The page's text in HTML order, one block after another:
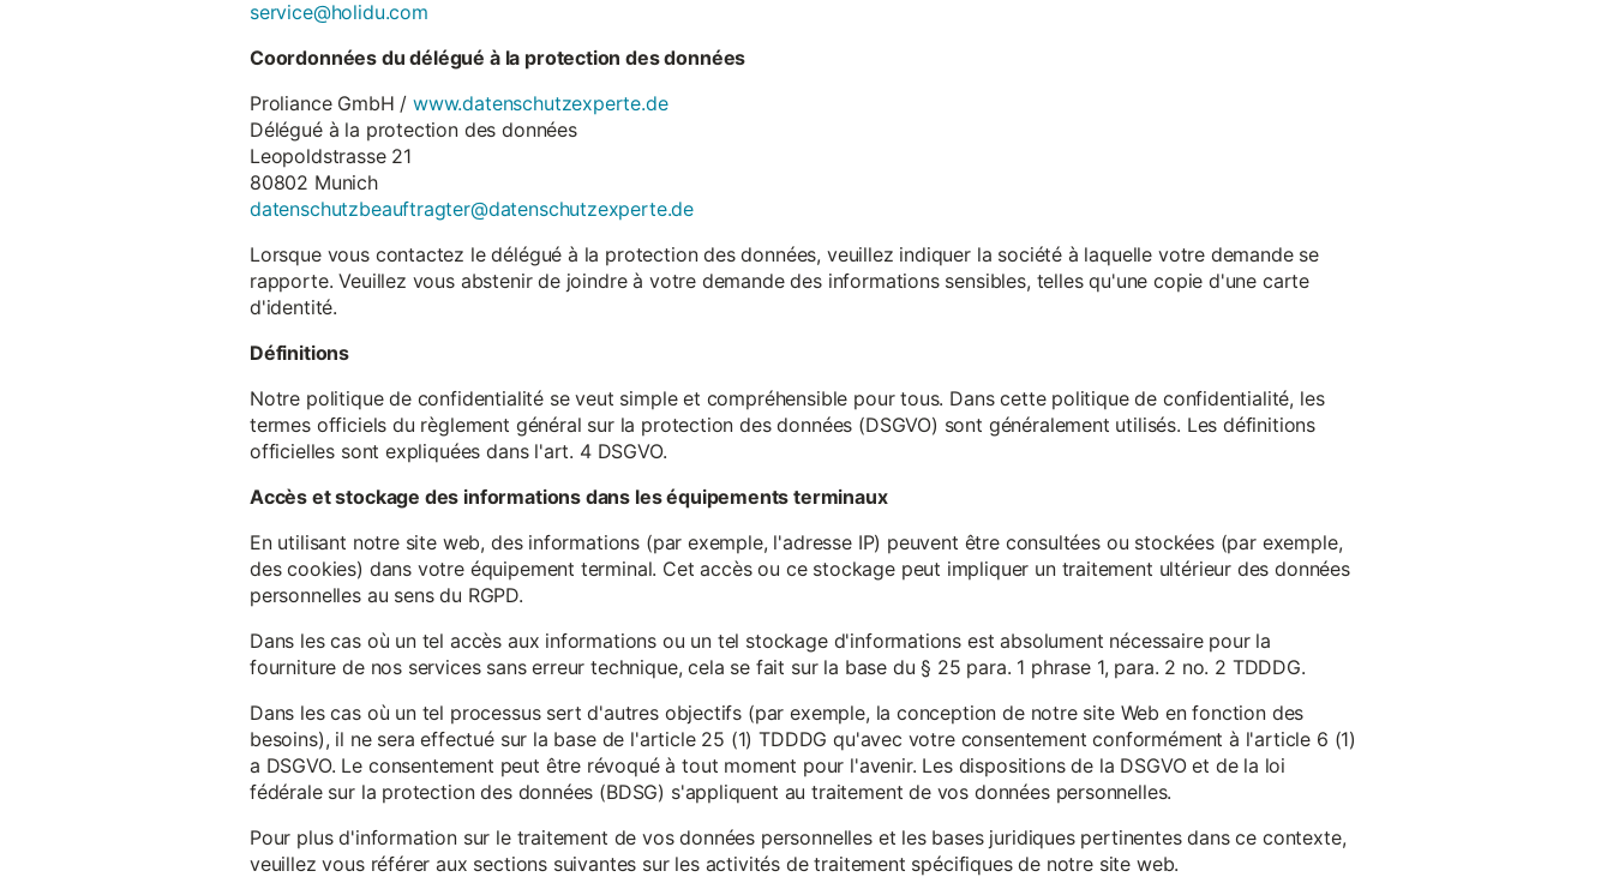
service@holidu.com
Coordonnées du délégué à la protection des données
Proliance GmbH /www.datenschutzexperte.de
Délégué à la protection des données
Leopoldstrasse 21
80802 Munich
datenschutzbeauftragter@datenschutzexperte.de
Lorsque vous contactez le délégué à la protection des données, veuillez indiquer la société à laquelle votre demande se
rapporte. Veuillez vous abstenir de joindre à votre demande des informations sensibles, telles qu'une copie d'une carte
d'identité.
Définitions
Notre politique de confidentialité se veut simple et compréhensible pour tous. Dans cette politique de confidentialité, les
termes officiels du règlement général sur la protection des données (DSGVO) sont généralement utilisés. Les définitions
officielles sont expliquées dans l'art. 4 DSGVO.
Accès et stockage des informations dans les équipements terminaux
En utilisant notre site web, des informations (par exemple, l'adresse IP) peuvent être consultées ou stockées (par exemple,
des cookies) dans votre équipement terminal. Cet accès ou ce stockage peut impliquer un traitement ultérieur des données
personnelles au sens du RGPD.
Dans les cas où un tel accès aux informations ou un tel stockage d'informations est absolument nécessaire pour la
fourniture de nos services sans erreur technique, cela se fait sur la base du § 25 para. 1 phrase 1, para. 2 no. 2 TDDDG.
Dans les cas où un tel processus sert d'autres objectifs (par exemple, la conception de notre site Web en fonction des
besoins), il ne sera effectué sur la base de l'article 25 (1) TDDDG qu'avec votre consentement conformément à l'article 6 (1)
a DSGVO. Le consentement peut être révoqué à tout moment pour l'avenir. Les dispositions de la DSGVO et de la loi
fédérale sur la protection des données (BDSG) s'appliquent au traitement de vos données personnelles.
Pour plus d'information sur le traitement de vos données personnelles et les bases juridiques pertinentes dans ce contexte,
veuillez vous référer aux sections suivantes sur les activités de traitement spécifiques de notre site web.